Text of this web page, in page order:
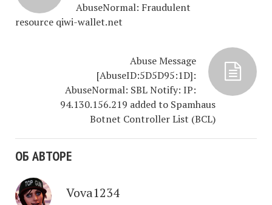
AbuseNormal: Fraudulent
resource qiwi-wallet.net
Abuse Message
[AbuseID:5D5D95:1D]:
AbuseNormal: SBL Notify: IP:
94.130.156.219 added to Spamhaus
Botnet Controller List (BCL)
ОБ АВТОРЕ
Vova1234